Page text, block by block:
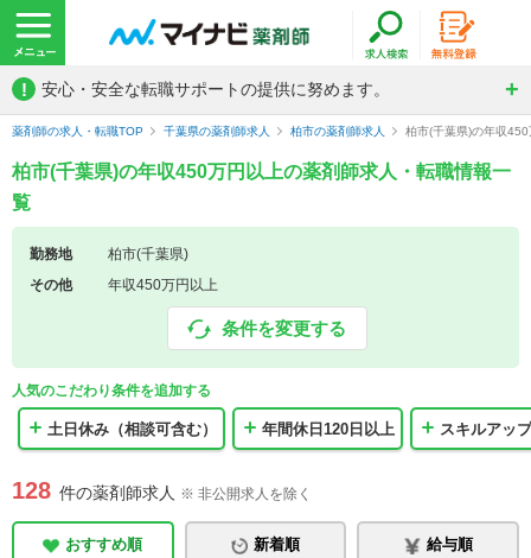
! 安心・安全な転職サポートの提供に努めます。
薬剤師の求人・転職TOP 千葉県の薬剤師求人 柏市の薬剤師求人 柏市(千葉県)の年収
柏市(千葉県)の年収450万円以上の薬剤師求人・転職情報一
覧
勤務地
柏市(千葉県)
その他
年収450万円以上
条件を変更する
人気のこだわり条件を追加する
土日休み（相談可含む） 年間休日120日以上 スキルアップ
128 件の薬剤師求人 ※ 非公開求人を除く
おすすめ順 新着順 給与順